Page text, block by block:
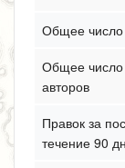
Общее число
Общее число
авторов
Правок за
течение 90